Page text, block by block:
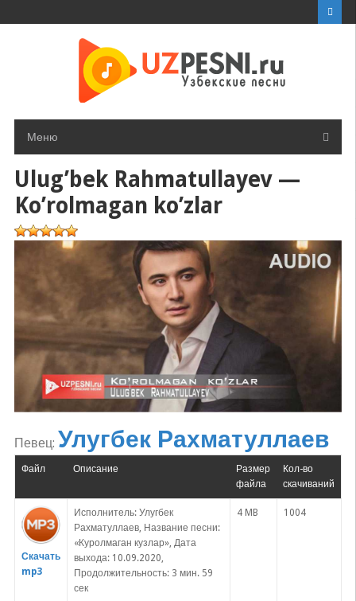
Меню
Ulug’bek Rahmatullayev —
Ko’rolmagan ko’zlar
Певец: Улугбек Рахматуллаев
Файл Описание
Размер
файла
Кол-во
скачиваний
Скачать
mp3
Исполнитель: Улугбек
Рахматуллаев, Название песни:
«Куролмаган кузлар», Дата
выхода: 10.09.2020,
Продолжительность: 3 мин. 59
сек
4 MB 1004